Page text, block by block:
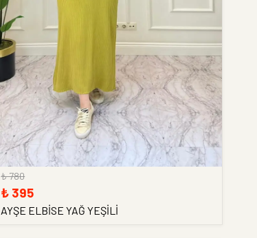
₺ 780
₺ 395
AYŞE ELBİSE YAĞ YEŞİLİ